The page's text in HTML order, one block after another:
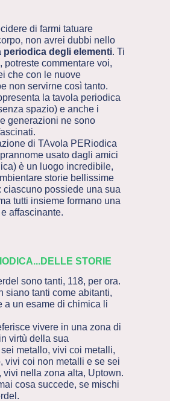
di farmi tatuare
non avrei dubbi nello
periodica degli elementi. Ti
potreste commentare voi,
che con le nuove
non servirne così tanto.
la tavola periodica
spazio) e anche i
generazioni ne sono
di TAvola PERiodica
usato dagli amici
è un luogo incredibile,
storie bellissime
ciascuno possiede una sua
tutti insieme formano una
affascinante.
STORIE
sono tanti, 118, per ora.
siano tanti come abitanti,
a un esame di chimica li
vivere in una zona di
virtù della sua
metallo, vivi coi metalli,
vivi coi non metalli e se sei
vivi nella zona alta, Uptown.
cosa succede, se mischi